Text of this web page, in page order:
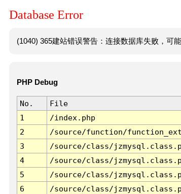
Database Error
(1040) 365建站错误警告：连接数据库失败，可
PHP Debug
No. File
1
/index.php
2
/source/function/
3
/source/class/
4
/source/class/
5
/source/class/
6
/source/class/